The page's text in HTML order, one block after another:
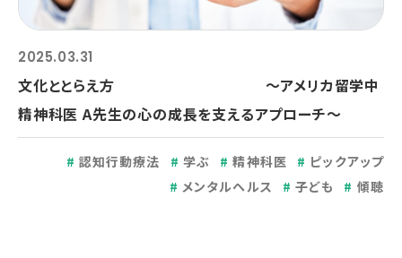
2025.03.31
文化ととらえ方 ～アメリカ留学中
精神科医 A先生の心の成長を支えるアプローチ～
認知行動療法 学ぶ 精神科医
ピックアップ
メンタルヘルス
子ども 傾聴